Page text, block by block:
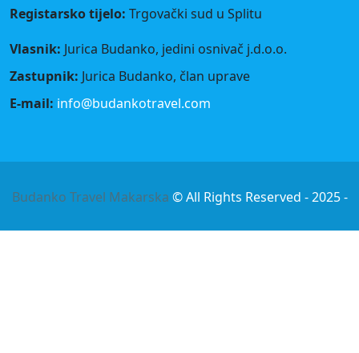
Registarsko tijelo: Trgovački sud u Splitu
Vlasnik: Jurica Budanko, jedini osnivač j.d.o.o.
Zastupnik: Jurica Budanko, član uprave
E-mail: info@budankotravel.com
Budanko Travel Makarska © All Rights Reserved - 2025 -